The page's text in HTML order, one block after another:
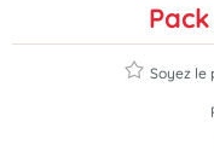
Soyez le